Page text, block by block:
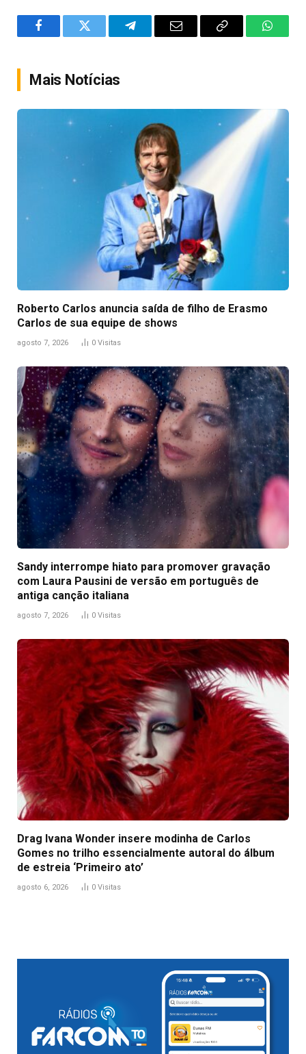
FacebookTwitter TelegramEmail
Copy
Mais Notícias
Roberto Carlos anuncia saída de filho de Erasmo
Carlos de sua equipe de shows
agosto 7, 2026 0 Visitas
Sandy interrompe hiato para promover gravação
com Laura Pausini de versão em português de
antiga canção italiana
agosto 7, 2026 0 Visitas
Drag Ivana Wonder insere modinha de Carlos
Gomes no trilho essencialmente autoral do álbum
de estreia ‘Primeiro ato’
agosto 6, 2026 0 Visitas